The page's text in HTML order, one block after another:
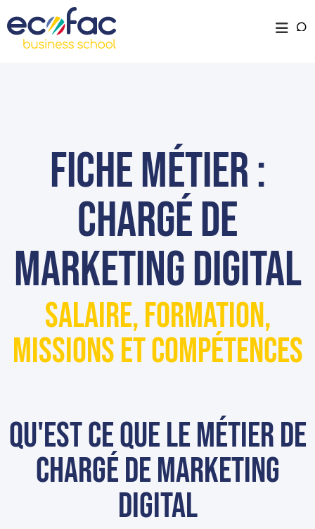
Fiche métier :
chargé de
marketing digital
Salaire, formation,
missions et compétences
Qu'est ce que le métier de
chargé de marketing
digital